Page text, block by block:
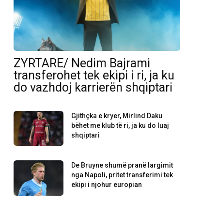
ZYRTARE/ Nedim Bajrami
transferohet tek ekipi i ri, ja ku
do vazhdoj karrierën shqiptari
Gjithçka e kryer, Mirlind Daku
bëhet me klub të ri, ja ku do luaj
shqiptari
De Bruyne shumë pranë largimit
nga Napoli, pritet transferimi tek
ekipi i njohur europian